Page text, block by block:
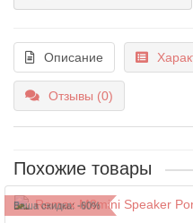
Описание
Отзывы (0)
Похожие товары
Ваша скидка: -60%